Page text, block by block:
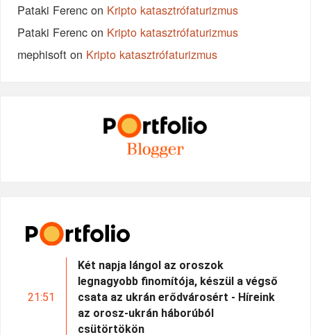
Pataki Ferenc on Kripto katasztrófaturizmus
Pataki Ferenc on Kripto katasztrófaturizmus
mephisoft on Kripto katasztrófaturizmus
21:51
Két napja lángol az oroszok
legnagyobb finomítója, készül a végső
csata az ukrán erődvárosért - Híreink
az orosz-ukrán háborúból
csütörtökön